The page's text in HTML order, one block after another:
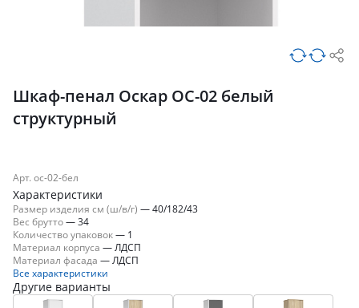
Шкаф-пенал Оскар ОС-02 белый
структурный
Арт. ос-02-бел
Характеристики
Размер изделия см (ш/в/г) —40/182/43
Вес брутто—34
Количество упаковок— 1
Материал корпуса — ЛДСП
Материал фасада — ЛДСП
Все характеристики
Другие варианты